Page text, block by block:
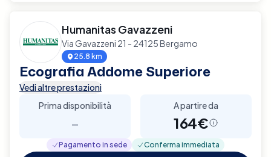
Humanitas Gavazzeni
Via Gavazzeni 21 - 24125 Bergamo
25.8 km
Ecografia Addome Superiore
Vedi altre prestazioni
Prima disponibilità
-
A partire da
164€
Pagamento in sede Conferma immediata